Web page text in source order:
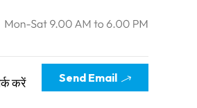
करें Send Email